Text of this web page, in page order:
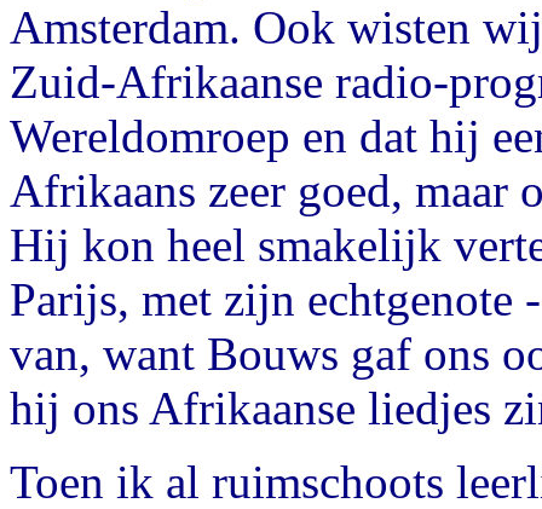
Amsterdam. Ook wisten
Zuid-Afrikaanse radio-
Wereldomroep en dat hij
Afrikaans zeer goed,
Hij kon heel smakelijk
Parijs, met zijn echtgenote
van, want Bouws gaf ons
hij ons Afrikaanse liedjes
Toen ik al ruimschoots